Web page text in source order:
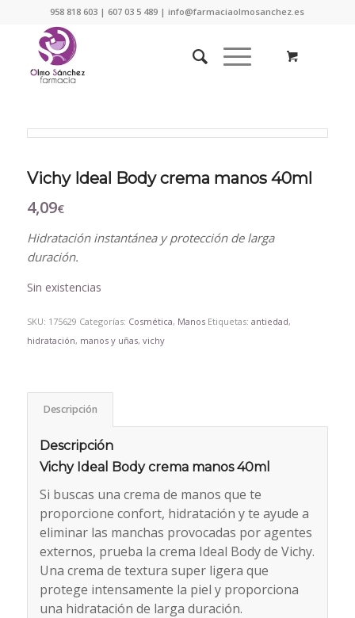
958 818 603 | 607 03 5 489 | info@farmaciaolmosanchez.es
Vichy Ideal Body crema manos 40ml
4,09€
Hidratación instantánea y protección de larga
duración.
Sin existencias
SKU: 175629 Categorías: Cosmética, Manos Etiquetas: antiedad,
hidratación, manos y uñas, vichy
Descripción
Descripción
Vichy Ideal Body crema manos 40ml
Si buscas una crema de manos que te
proporcione confort, hidratación y te ayude a
eliminar las manchas provocadas por agentes
externos, prueba la crema Ideal Body de Vichy.
Una crema de textura super ligera que
protege intensamente la piel y proporciona
una hidratación de larga duración.